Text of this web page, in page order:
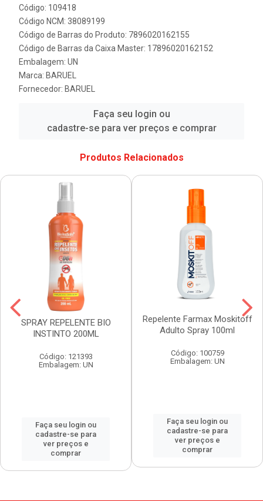
Código: 109418
Código NCM: 38089199
Código de Barras do Produto: 7896020162155
Código de Barras da Caixa Master: 17896020162152
Embalagem: UN
Marca: BARUEL
Fornecedor: BARUEL
Faça seu login ou
cadastre-se para ver preços e comprar
Produtos Relacionados
SPRAY REPELENTE BIO
INSTINTO 200ML
Código: 121393
Embalagem: UN
Faça seu login ou
cadastre-se para
ver preços e
comprar
Repelente Farmax Moskitoff
Adulto Spray 100ml
Código: 100759
Embalagem: UN
Faça seu login ou
cadastre-se para
ver preços e
comprar